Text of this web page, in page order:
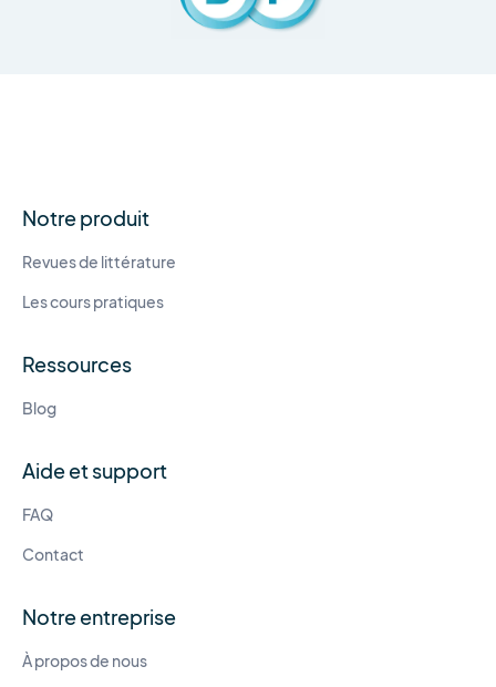
Notre produit
Revues de littérature
Les cours pratiques
Ressources
Blog
Aide et support
FAQ
Contact
Notre entreprise
À propos de nous